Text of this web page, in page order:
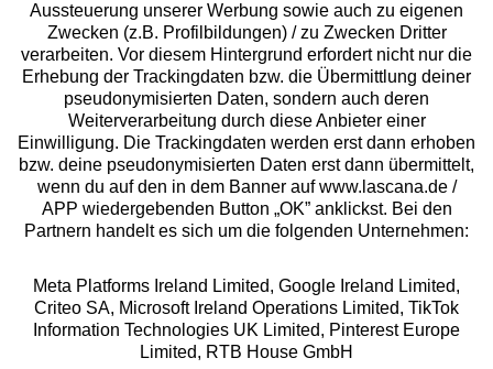
Beratung
Über uns
Rechtliches
Alle Preise inkl. MwSt., zzgl.
Versandkosten
** Bonität vorausgesetzt, berechtigt zur Bonitätsprüfung
Aussteuerung unserer Werbung sowie auch zu eigenen
Zwecken (z.B. Profilbildungen) / zu Zwecken Dritter
verarbeiten. Vor diesem Hintergrund erfordert nicht nur die
Erhebung der Trackingdaten bzw. die Übermittlung deiner
pseudonymisierten Daten, sondern auch deren
Weiterverarbeitung durch diese Anbieter einer
Einwilligung. Die Trackingdaten werden erst dann erhoben
bzw. deine pseudonymisierten Daten erst dann übermittelt,
wenn du auf den in dem Banner auf www.lascana.de /
APP wiedergebenden Button „OK” anklickst. Bei den
Partnern handelt es sich um die folgenden Unternehmen:
Meta Platforms Ireland Limited, Google Ireland Limited,
Criteo SA, Microsoft Ireland Operations Limited, TikTok
Information Technologies UK Limited, Pinterest Europe
Limited, RTB House GmbH